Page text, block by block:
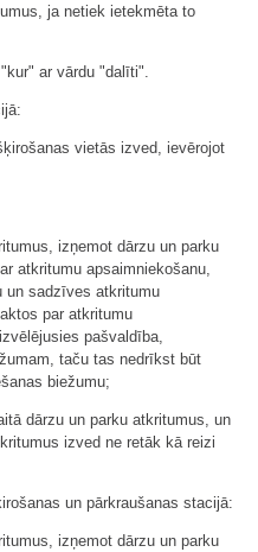
ja netiek ietekmēta to
ar vārdu "dalīti".
vietās izved, ievērojot
izņemot dārzu un parku
atkritumu apsaimniekošanu,
un sadzīves atkritumu
par atkritumu
pašvaldība,
taču tas nedrīkst būt
biežumu;
dārzu un parku atkritumus, un
izved ne retāk kā reizi
un pārkraušanas stacijā:
izņemot dārzu un parku